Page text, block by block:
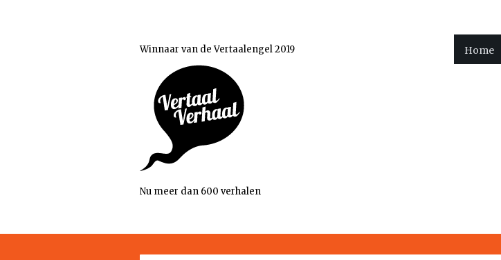
Winnaar van de Vertaalengel 2019
Nu meer dan 600 verhalen
Home